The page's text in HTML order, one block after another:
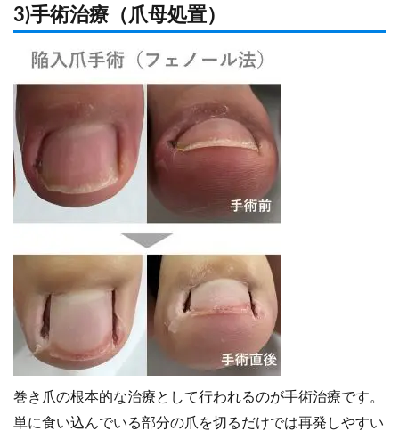
3)手術治療（爪母処置）
巻き爪の根本的な治療として行われるのが手術治療です。
単に食い込んでいる部分の爪を切るだけでは再発しやすい